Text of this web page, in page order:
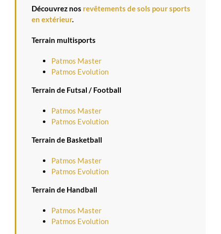
Découvrez nos revêtements de sols pour sports
en extérieur.
Terrain multisports
Patmos Master
Patmos Evolution
Terrain de Futsal / Football
Patmos Master
Patmos Evolution
Terrain de Basketball
Patmos Master
Patmos Evolution
Terrain de Handball
Patmos Master
Patmos Evolution